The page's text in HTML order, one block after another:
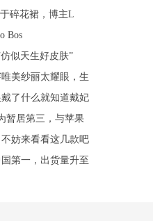
碎花裙，博主L
Bos
似天生好皮肤”
美纱丽太耀眼，生
了什么就知道戴妃
暂居第三，与苹果
妨来看看这几款吧
第一，出货量升至